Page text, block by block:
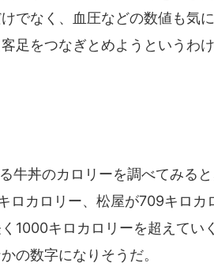
でなく、血圧などの数値も気
足をつなぎとめようというわけ
牛丼のカロリーを調べてみる
ロカロリー、松屋が709キロカ
1000キロカロリーを超えてい
の数字になりそうだ。